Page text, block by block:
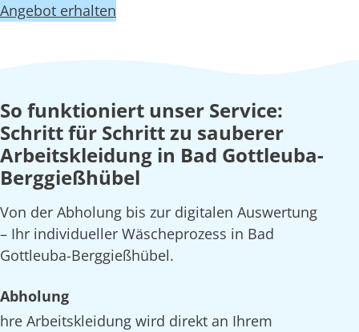
Angebot erhalten
So funktioniert unser Service:
Schritt für Schritt zu sauberer
Arbeitskleidung in Bad Gottleuba-
Berggießhübel
Von der Abholung bis zur digitalen Auswertung
– Ihr individueller Wäscheprozess in Bad
Gottleuba-Berggießhübel.
Abholung
hre Arbeitskleidung wird direkt an Ihrem